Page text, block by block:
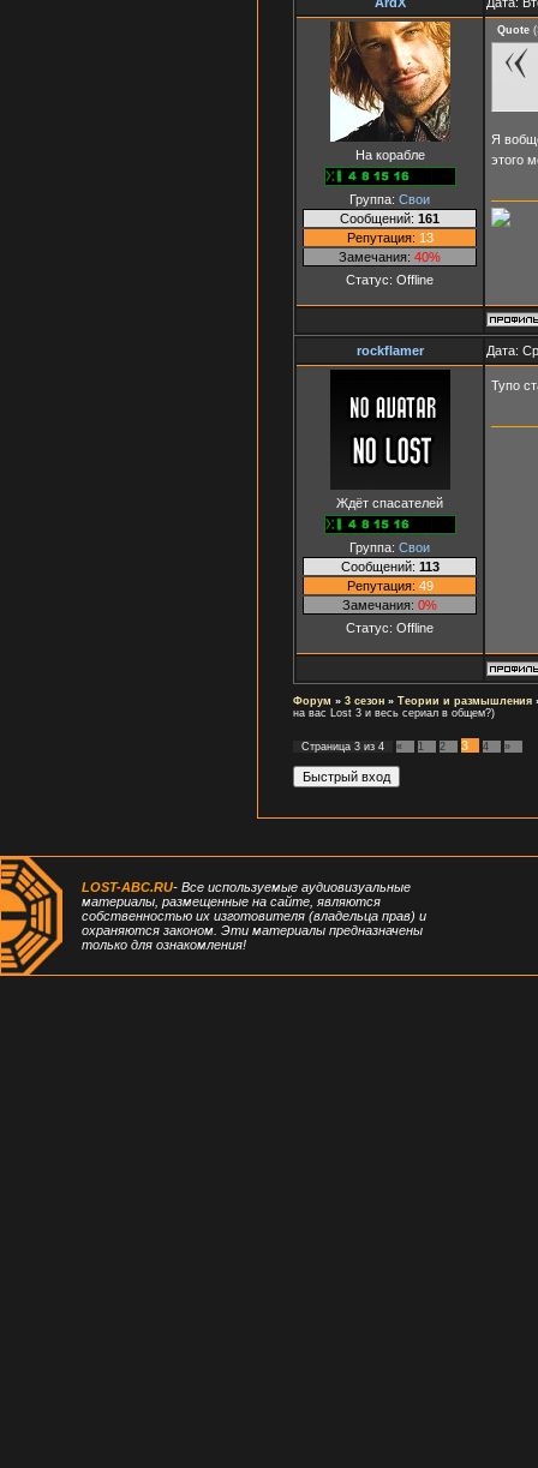
На корабле
Группа: Свои
Сообщений: 161
Репутация: 13
Замечания: 40%
Статус: Offline
Quote (
Я
этого
rockflamer Дата:
Ждёт спасателей
Группа: Свои
Сообщений: 113
Репутация: 49
Замечания: 0%
Статус: Offline
Тупо
Форум » 3 сезон » Теории и размышления
на вас Lost 3 и весь сериал в общем?)
Страница 3 из 4 « 1 2 3 4 »
LOST-ABC.RU- Все используемые аудиовизуальные
материалы, размещенные на сайте, являются
собственностью их изготовителя (владельца прав) и
охраняются законом. Эти материалы предназначены
только для ознакомления!